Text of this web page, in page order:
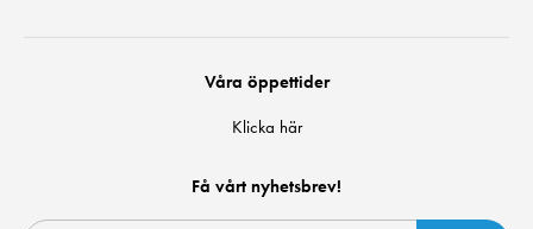
Våra öppettider
Klicka här
Få vårt nyhetsbrev!